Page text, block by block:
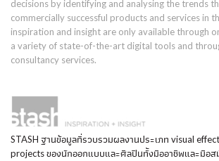
decisions by identifying and analysing the trends
commercially successful products and services in
inspiration and insight are only available through
a variety of state-of-the-art digital tools and
consultancy services.
STASH ฐานข้อมูลที่รวบรวมผลงานประเภท visual
projects ของนักออกแบบและศิลปินทั้งมืออาชีพและมือส